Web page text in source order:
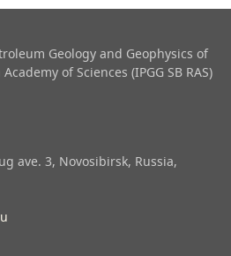
Geology and Geophysics​ of
of Sciences (IPGG SB RAS)
ave. 3, Novosibirsk, Russia,